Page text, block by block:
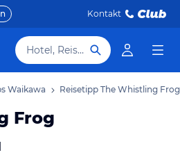
Kontakt
Hotel, Reiseziel
Waikawa Reisetipp The Whistling Frog
Frog